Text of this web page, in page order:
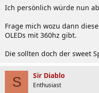
Ich persönlich würde nun
Frage mich wozu dann
OLEDs mit 360hz gibt.
Die sollten doch der sweet
S Sir Diablo
Enthusiast